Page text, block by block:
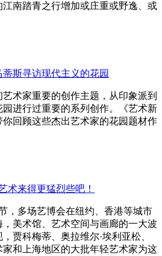
南踏青之行增加或庄重或野逸、或
斯寻访现代主义的花园
术家重要的创作主题，从印象派到
进行过重要的系列创作。《艺术新
回顾这些杰出艺术家的花园题材作
术来得更猛烈些吧！
，多场艺博会在纽约、香港等城市
美术馆、艺术空间与画廊的一大波
贾科梅蒂、奥拉维尔·埃利亚松、
和上海地区的大批年轻艺术家为这